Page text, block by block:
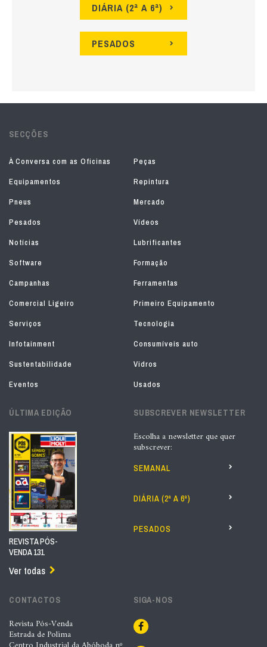
DIÁRIA (2ª A 6ª)
PESADOS
SECÇÕES
À Conversa com as Oficinas
Peças
Equipamentos
Repintura
Pneus
Mercado
Pesados
Vídeos
Notícias
Lubrificantes
Software
Formação
Campanhas
Ferramentas
Comercial Ligeiro
Primeiro Equipamento
Serviços
Tecnologia
Infotainment
Consumíveis auto
Sustentabilidade
Vidros
Eventos
Usados
ÚLTIMA EDIÇÃO
REVISTA PÓS-
VENDA 131
Ver todas
SUBSCREVER NEWSLETTER
Escolha a newsletter que quer
subscrever:
SEMANAL
DIÁRIA (2ª A 6ª)
PESADOS
CONTACTOS
Revista Pós-Venda
Estrada de Polima
SIGA-NOS